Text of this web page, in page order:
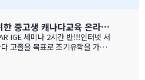
었습니다. IGE 직원분들과 함
리는 한국 사…
도 이와 같은 좋은 일이 있기를
역관을 배치해 주신 것에 대해 감
명의 훌륭한 통역관과 일할 수
분 모두 노스밴쿠버에 대해 자세
에서 직접 겪은 해외경험들을 나
다교육 온라인 ZOOM 설명회 8월 27일(목)
서
다 조기유학